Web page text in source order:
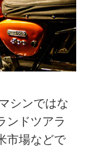
シンではな
ンドツアラ
市場などで